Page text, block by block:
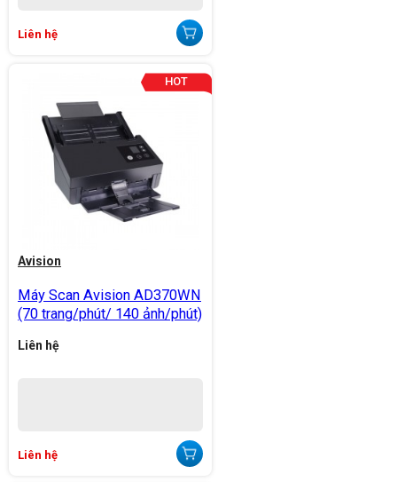
Liên hệ
Avision
Máy Scan Avision AD370WN
(70 trang/phút/ 140 ảnh/phút)
Liên hệ
Liên hệ